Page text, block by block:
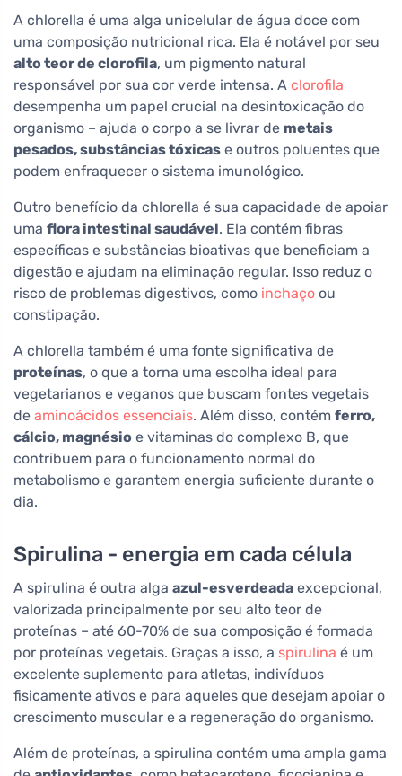
A chlorella é uma alga unicelular de água doce com
uma composição nutricional rica. Ela é notável por seu
alto teor de clorofila, um pigmento natural
responsável por sua cor verde intensa. A clorofila
desempenha um papel crucial na desintoxicação do
organismo – ajuda o corpo a se livrar de metais
pesados, substâncias tóxicas e outros poluentes que
podem enfraquecer o sistema imunológico.
Outro benefício da chlorella é sua capacidade de apoiar
uma flora intestinal saudável. Ela contém fibras
específicas e substâncias bioativas que beneficiam a
digestão e ajudam na eliminação regular. Isso reduz o
risco de problemas digestivos, como inchaço ou
constipação.
A chlorella também é uma fonte significativa de
proteínas, o que a torna uma escolha ideal para
vegetarianos e veganos que buscam fontes vegetais
de aminoácidos essenciais. Além disso, contém ferro,
cálcio, magnésio e vitaminas do complexo B, que
contribuem para o funcionamento normal do
metabolismo e garantem energia suficiente durante o
dia.
Spirulina - energia em cada célula
A spirulina é outra alga azul-esverdeada excepcional,
valorizada principalmente por seu alto teor de
proteínas – até 60-70% de sua composição é formada
por proteínas vegetais. Graças a isso, a spirulina é um
excelente suplemento para atletas, indivíduos
fisicamente ativos e para aqueles que desejam apoiar o
crescimento muscular e a regeneração do organismo.
Além de proteínas, a spirulina contém uma ampla gama